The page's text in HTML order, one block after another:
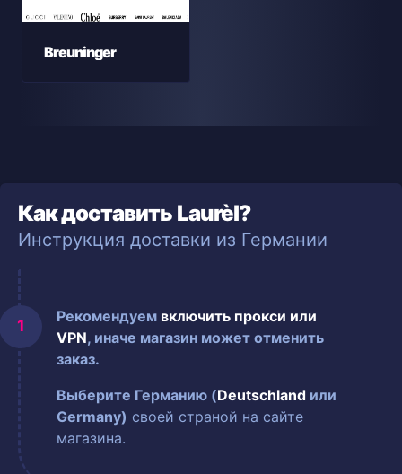
Breuninger
Как доставить Laurèl?
Инструкция доставки из Германии
Рекомендуем включить прокси или
VPN, иначе магазин может отменить
заказ.
Выберите Германию (Deutschland или
Germany) своей страной на сайте
магазина.